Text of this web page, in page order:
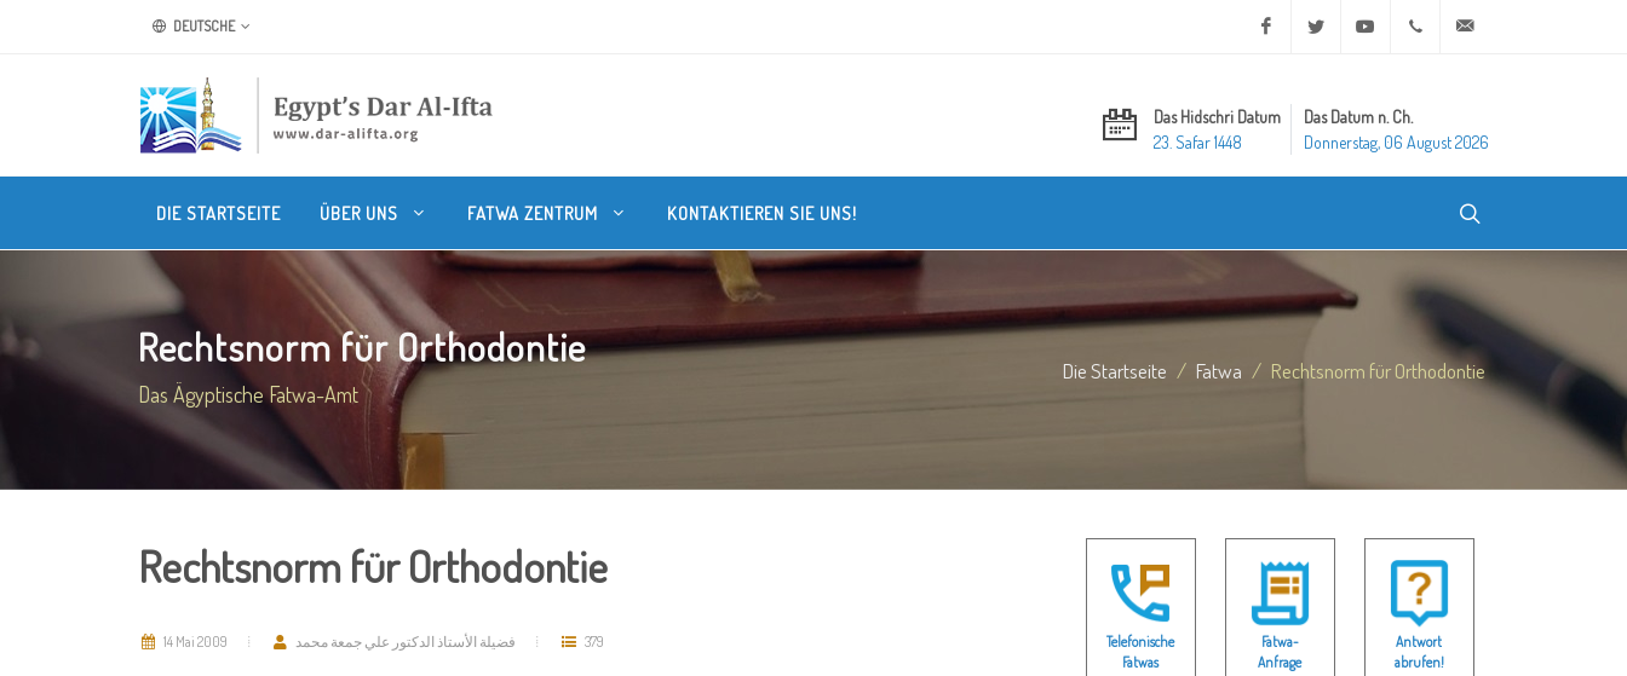
DEUTSCHE Facebook Twitter Youtube +20 2 25970400
Das Hidschri Datum
23. Safar 1448
Das Datum n. Ch.
Donnerstag, 06 August 2026
DIE STARTSEITE ÜBER UNS FATWA ZENTRUM KONTAKTIEREN SIE UNS!
Rechtsnorm für Orthodontie
Das Ägyptische Fatwa-Amt
Die Startseite Fatwa Rechtsnorm für Orthodontie
Rechtsnorm für Orthodontie
14 Mai 2009 فضيلة الأستاذ الدكتور علي جمعة محمد 379
Telefonische
Fatwas
Fatwa-
Anfrage
Antwort
abrufen!